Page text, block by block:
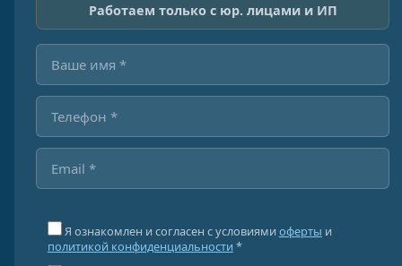
Работаем только с юр. лицами и ИП
Я ознакомлен и согласен с условиями оферты и
политикой конфиденциальности *